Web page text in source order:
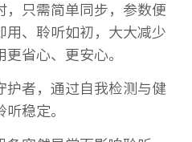
，只需简单同步，参数便
用、聆听如初，大大减少
省心、更安心。
护者，通过自我检测与健
稳定。